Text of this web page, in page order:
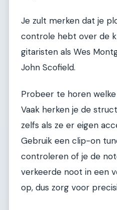
Je zult merken dat je
controle hebt over de
gitaristen als Wes
John Scofield.
Probeer te horen welke
Vaak herken je de
zelfs als ze er eigen
Gebruik een clip-on
controleren of je de
verkeerde noot in een
op, dus zorg voor